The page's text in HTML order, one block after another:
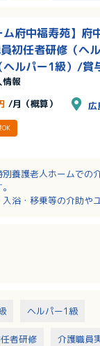
ム府中福寿苑】
初任者研修（ヘ
ルパー1級）/賞
情報
/月（概算） 広
養護老人ホームでの
浴・移乗等の介助や
ヘルパー1級
者研修 介護職員